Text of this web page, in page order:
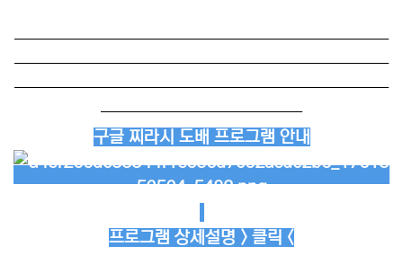
──────────────────────────
──────────────────────────
──────────────────────────
──────────────
구글 찌라시 도배 프로그램 안내
프로그램 상세설명 > 클릭 <